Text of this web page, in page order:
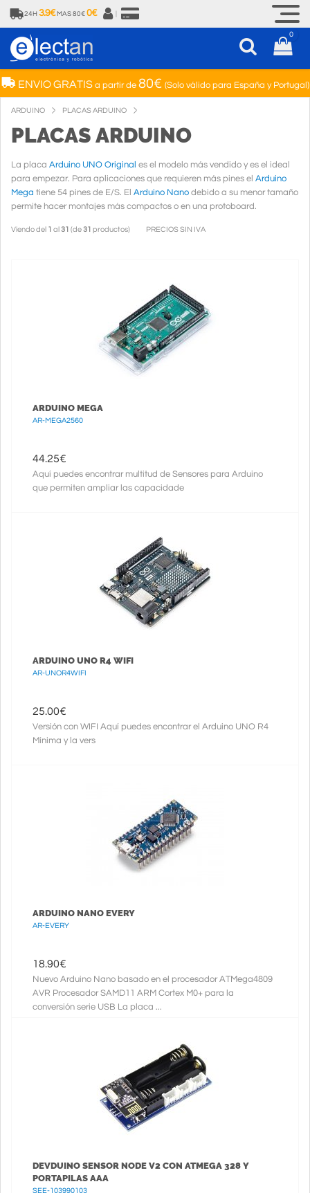
24H 3.9€ MAS 80€ 0€
0
ENVIO GRATISa partir de 80€ (Solo válido para España y Portugal)
ARDUINO PLACAS ARDUINO
PLACAS ARDUINO
La placa Arduino UNO Original es el modelo más vendido y es el ideal
para empezar. Para aplicaciones que requieren más pines el Arduino
Mega tiene 54 pines de E/S. El Arduino Nano debido a su menor tamaño
permite hacer montajes más compactos o en una protoboard.
Viendo del 1 al 31 (de31 productos) PRECIOS SIN IVA
ARDUINO MEGA
AR-MEGA2560
44.25€
Aquí puedes encontrar multitud de Sensores para Arduino
que permiten ampliar las capacidade
ARDUINO UNO R4 WIFI
AR-UNOR4WIFI
25.00€
Versión con WIFI Aquí puedes encontrar el Arduino UNO R4
Mínima y la vers
ARDUINO NANO EVERY
AR-EVERY
18.90€
Nuevo Arduino Nano basado en el procesador ATMega4809
AVR Procesador SAMD11 ARM Cortex M0+ para la
conversión serie USB La placa ...
DEVDUINO SENSOR NODE V2 CON ATMEGA 328 Y
PORTAPILAS AAA
SEE-103990103